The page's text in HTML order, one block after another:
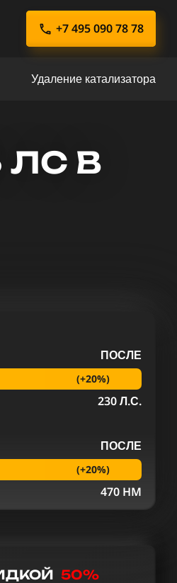
+7 495 090 78 78
Удаление катализатора
ЛС В
ПОСЛЕ
(+20%)
230 Л.С.
ПОСЛЕ
(+20%)
470 HM
50%